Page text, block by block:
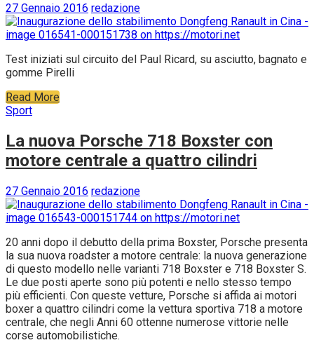
27 Gennaio 2016 redazione
Test iniziati sul circuito del Paul Ricard, su asciutto, bagnato e
gomme Pirelli
Read More
Sport
La nuova Porsche 718 Boxster con
motore centrale a quattro cilindri
27 Gennaio 2016 redazione
20 anni dopo il debutto della prima Boxster, Porsche presenta
la sua nuova roadster a motore centrale: la nuova generazione
di questo modello nelle varianti 718 Boxster e 718 Boxster S.
Le due posti aperte sono più potenti e nello stesso tempo
più efficienti. Con queste vetture, Porsche si affida ai motori
boxer a quattro cilindri come la vettura sportiva 718 a motore
centrale, che negli Anni 60 ottenne numerose vittorie nelle
corse automobilistiche.